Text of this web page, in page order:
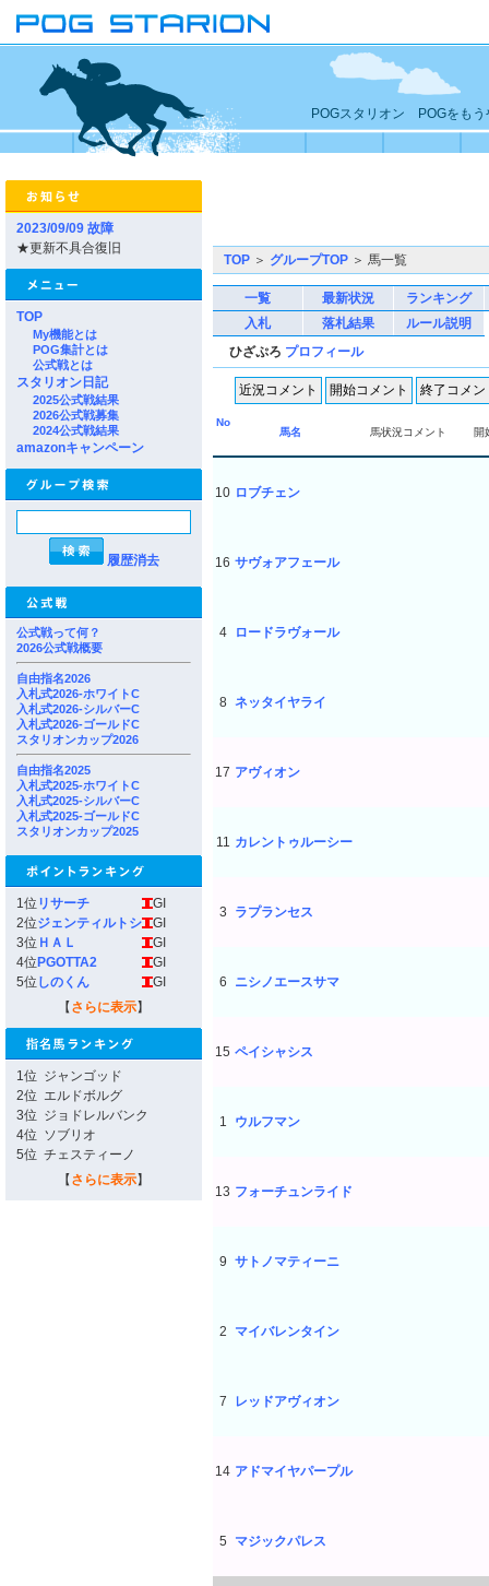
POGスタリオン POGをもう
2023/09/09 故障
★更新不具合復旧
TOP
My機能とは
POG集計とは
公式戦とは
スタリオン日記
2025公式戦結果
2026公式戦募集
2024公式戦結果
amazonキャンペーン
履歴消去
公式戦って何？
2026公式戦概要
自由指名2026
入札式2026-ホワイトC
入札式2026-シルバーC
入札式2026-ゴールドC
スタリオンカップ2026
自由指名2025
入札式2025-ホワイトC
入札式2025-シルバーC
入札式2025-ゴールドC
スタリオンカップ2025
1位 リサーチ
GI
2位ジェンティルトシ
GI
3位 ＨＡＬ
GI
4位 PGOTTA2
GI
5位 しのくん
GI
【 さらに表示】
1位 ジャンゴッド
2位 エルドボルグ
3位 ジョドレルバンク
4位 ソブリオ
5位 チェスティーノ
【 さらに表示】
TOP ＞ グループTOP ＞ 馬一覧
一覧 最新状況
ランキング
入札
落札結果
ルール説明
ひざぷろ プロフィール
No
馬名
馬状況コメント 開
10 ロブチェン
16 サヴォアフェール
4 ロードラヴォール
8 ネッタイヤライ
17 アヴィオン
11 カレントゥルーシー
3 ラプランセス
6 ニシノエースサマ
15 ペイシャシス
1 ウルフマン
13 フォーチュンライド
9 サトノマティーニ
2 マイバレンタイン
7 レッドアヴィオン
14 アドマイヤパープル
5 マジックパレス